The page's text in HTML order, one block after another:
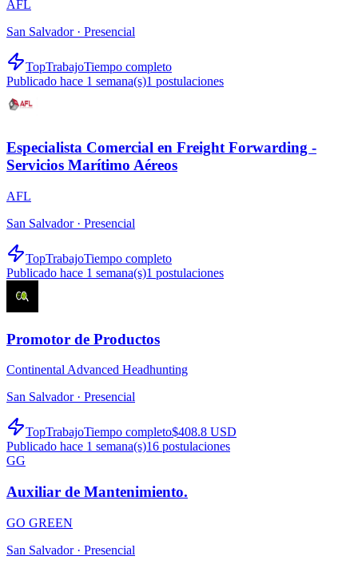
AFL
San Salvador · Presencial
TopTrabajoTiempo completo
Publicado hace 1 semana(s)1 postulaciones
Especialista Comercial en Freight Forwarding -
Servicios Marítimo Aéreos
AFL
San Salvador · Presencial
TopTrabajoTiempo completo
Publicado hace 1 semana(s)1 postulaciones
Promotor de Productos
Continental Advanced Headhunting
San Salvador · Presencial
TopTrabajoTiempo completo$408.8 USD
Publicado hace 1 semana(s)16 postulaciones
GG
Auxiliar de Mantenimiento.
GO GREEN
San Salvador · Presencial